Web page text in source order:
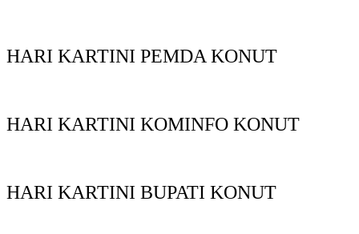
HARI KARTINI PEMDA KONUT
HARI KARTINI KOMINFO KONUT
HARI KARTINI BUPATI KONUT